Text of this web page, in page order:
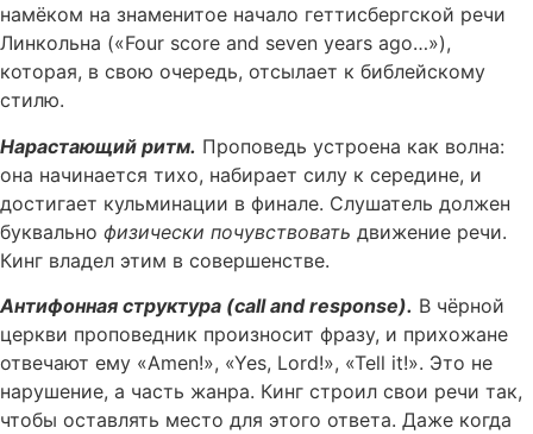
намёком на знаменитое начало геттисбергской речи
Линкольна («Four score and seven years ago…»),
которая, в свою очередь, отсылает к библейскому
стилю.
Нарастающий ритм. Проповедь устроена как волна:
она начинается тихо, набирает силу к середине, и
достигает кульминации в финале. Слушатель должен
буквально физически почувствовать движение речи.
Кинг владел этим в совершенстве.
Антифонная структура (call and response). В чёрной
церкви проповедник произносит фразу, и прихожане
отвечают ему «Amen!», «Yes, Lord!», «Tell it!». Это не
нарушение, а часть жанра. Кинг строил свои речи так,
чтобы оставлять место для этого ответа. Даже когда